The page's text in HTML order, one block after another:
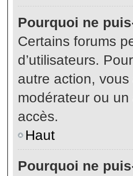
Pourquoi ne
Certains forums
d’utilisateurs.
autre action,
modérateur ou
accès.
Haut
Pourquoi ne